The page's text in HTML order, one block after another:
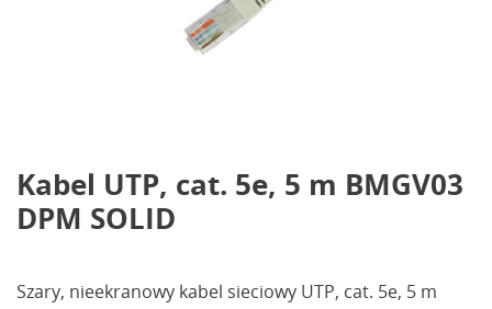
Kabel UTP, cat. 5e, 5 m BMGV03
DPM SOLID
Szary, nieekranowy kabel sieciowy UTP, cat. 5e, 5 m